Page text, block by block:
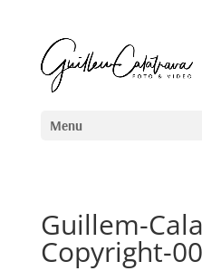
Guillem-
Copyright-